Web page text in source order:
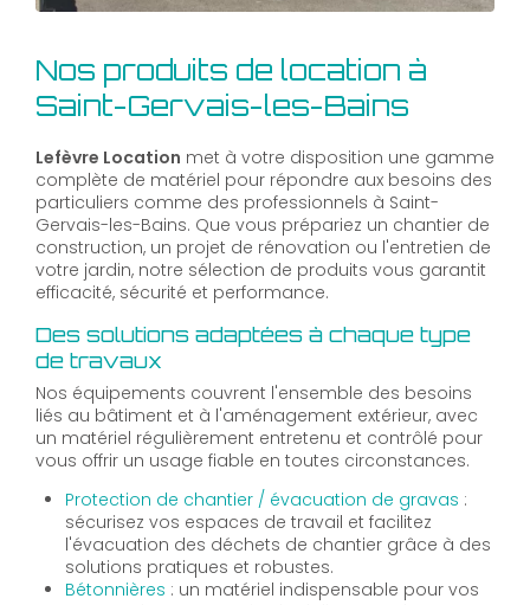
Nos produits de location à
Saint-Gervais-les-Bains
Lefèvre Location met à votre disposition une gamme
complète de matériel pour répondre aux besoins des
particuliers comme des professionnels à Saint-
Gervais-les-Bains. Que vous prépariez un chantier de
construction, un projet de rénovation ou l'entretien de
votre jardin, notre sélection de produits vous garantit
efficacité, sécurité et performance.
Des solutions adaptées à chaque type
de travaux
Nos équipements couvrent l'ensemble des besoins
liés au bâtiment et à l'aménagement extérieur, avec
un matériel régulièrement entretenu et contrôlé pour
vous offrir un usage fiable en toutes circonstances.
Protection de chantier / évacuation de gravas :
sécurisez vos espaces de travail et facilitez
l'évacuation des déchets de chantier grâce à des
solutions pratiques et robustes.
Bétonnières : un matériel indispensable pour vos